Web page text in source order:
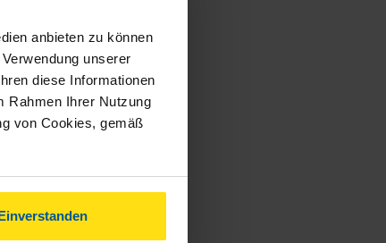
anbieten zu können
unserer
diese Informationen
Rahmen Ihrer Nutzung
von Cookies, gemäß